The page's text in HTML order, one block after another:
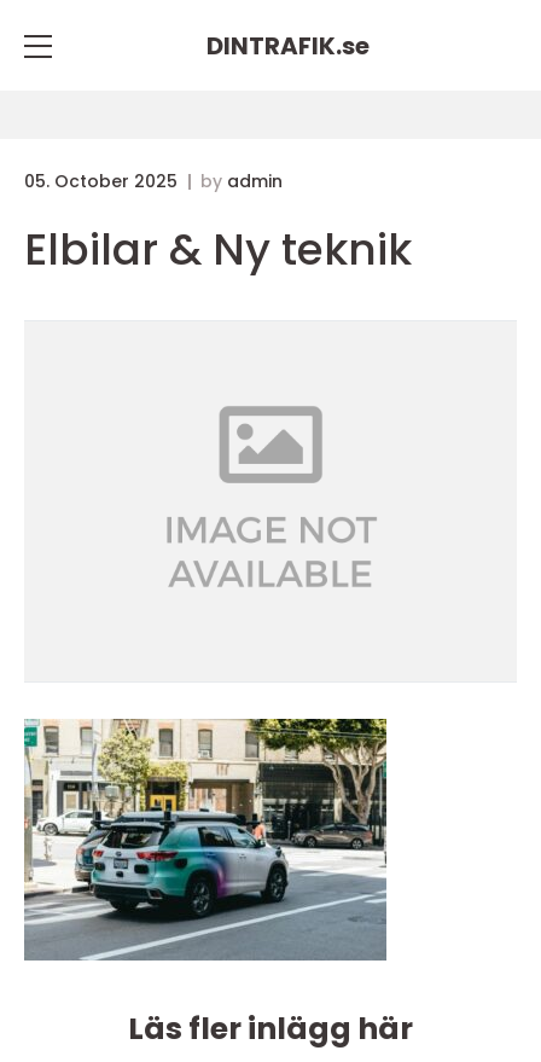
DINTRAFIK.se
05. October 2025 by admin
Elbilar & Ny teknik
Läs fler inlägg här